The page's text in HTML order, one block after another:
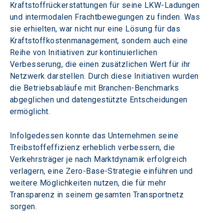
Kraftstoffrückerstattungen für seine LKW-Ladungen
und intermodalen Frachtbewegungen zu finden. Was
sie erhielten, war nicht nur eine Lösung für das
Kraftstoffkostenmanagement, sondern auch eine
Reihe von Initiativen zur kontinuierlichen
Verbesserung, die einen zusätzlichen Wert für ihr
Netzwerk darstellen. Durch diese Initiativen wurden
die Betriebsabläufe mit Branchen-Benchmarks
abgeglichen und datengestützte Entscheidungen
ermöglicht.
Infolgedessen konnte das Unternehmen seine
Treibstoffeffizienz erheblich verbessern, die
Verkehrsträger je nach Marktdynamik erfolgreich
verlagern, eine Zero-Base-Strategie einführen und
weitere Möglichkeiten nutzen, die für mehr
Transparenz in seinem gesamten Transportnetz
sorgen.